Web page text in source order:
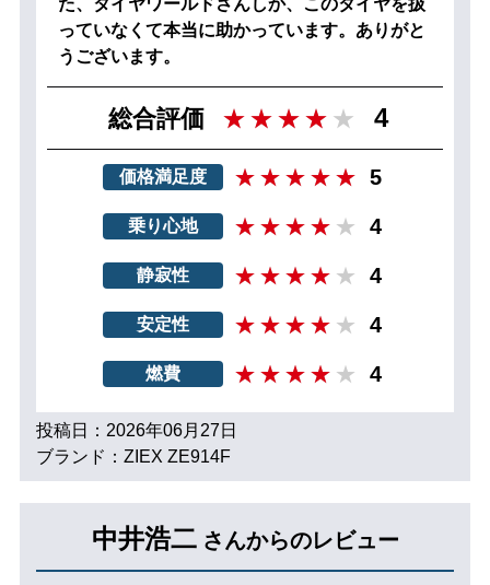
た、タイヤワールドさんしか、このタイヤを扱
っていなくて本当に助かっています。ありがと
うございます。
総合評価 4
価格満足度 5
乗り心地 4
静寂性 4
安定性 4
燃費 4
投稿日：2026年06月27日
ブランド：ZIEX ZE914F
中井浩二 さんからのレビュー